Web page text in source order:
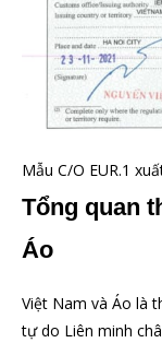
Mẫu C/O EUR.1
Tổng quan
Áo
Việt Nam và Áo là
tự do Liên minh